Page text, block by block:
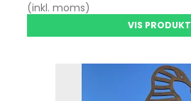
(inkl. moms)
VIS PRODUKT